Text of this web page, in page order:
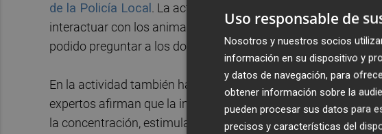
de la Policía Local . La actividad se ha d
interactuar con los animales. Además de poder tocar, e
podido preguntar a los dos agentes de la policía todo lo
En la actividad también han participado alumnos con
expertos afirman que la interacción con estos animales es
la concentración, estimula la comunicación y la relaciones
Uso responsable de
Nosotros y nuestros socios
información en su dispositivo y
y datos de navegación, para
obtener información sobre la
pueden procesar sus datos para
precisos y características del